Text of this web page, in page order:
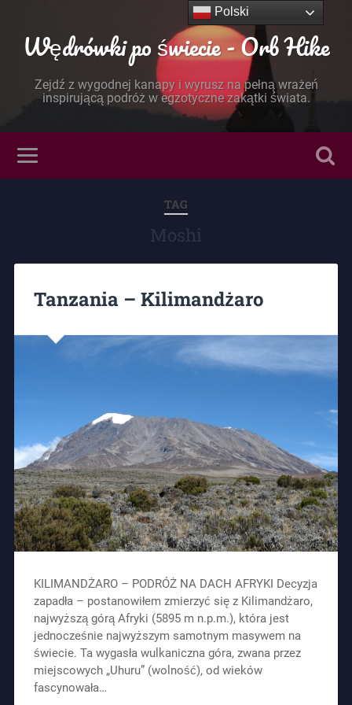
Wędrówki po świecie - Orb Hike
Zejdź z wygodnej kanapy i wyrusz na pełną wrażeń
inspirującą podróż w egzotyczne zakątki świata.
TAG
Moshi
Tanzania – Kilimandżaro
KILIMANDŻARO – PODRÓŻ NA DACH AFRYKI Decyzja
zapadła – postanowiłem zmierzyć się z Kilimandżaro,
najwyższą górą Afryki (5895 m n.p.m.), która jest
jednocześnie najwyższym samotnym masywem na
świecie. Ta wygasła wulkaniczna góra, zwana przez
miejscowych „Uhuru” (wolność), od wieków
fascynowała…
Polski